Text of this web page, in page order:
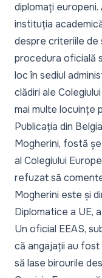
diplomați
instituția
despre criteriile de
procedura oficială
loc în sediul
clădiri ale
mai multe locuințe
Publicația din
Mogherini, fostă
al Colegiului
refuzat să
Mogherini este și
Diplomatice a UE,
Un oficial EEAS,
că angajații au
să lase birourile